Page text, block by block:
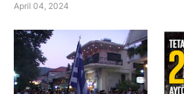
April 04, 2024